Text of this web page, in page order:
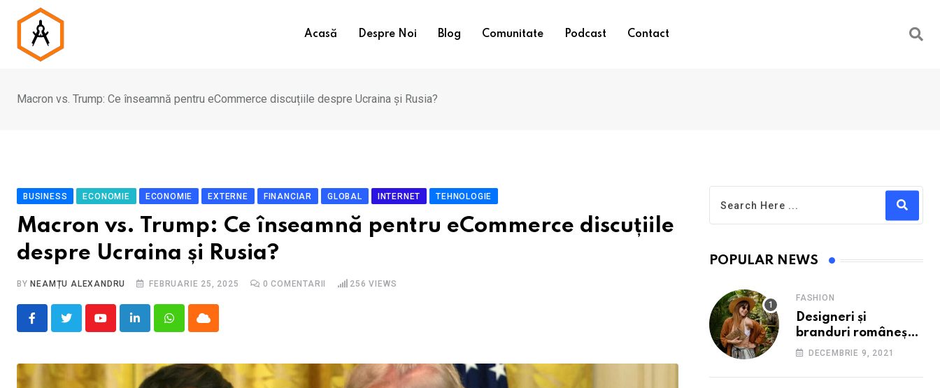
content
Acasă Despre Noi Blog Comunitate Podcast Contact
Macron vs. Trump: Ce înseamnă pentru eCommerce discuțiile despre Ucraina și Rusia?
BUSINESS ECONOMIE ECONOMIE EXTERNE FINANCIAR GLOBAL INTERNET TEHNOLOGIE
Macron vs. Trump: Ce înseamnă pentru eCommerce discuțiile
despre Ucraina și Rusia?
BY NEAMȚU ALEXANDRU FEBRUARIE 25, 2025 0 COMENTARII 256 VIEWS
YoutubeLinkedInWhatsappCloud
POPULAR NEWS
FASHION
Designeri și
branduri românești
de succes care fac
DECEMBRIE 9, 2021